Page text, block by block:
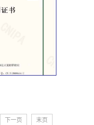
下一页 末页